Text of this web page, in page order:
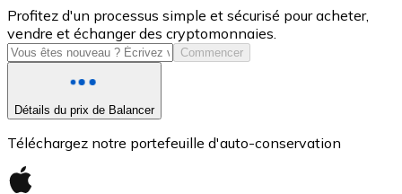
USD Coin
USDC
Profitez d'un processus simple et sécurisé pour acheter,
vendre et échanger des cryptomonnaies.
Commencer
Détails du prix de Balancer
Téléchargez notre portefeuille d'auto-conservation